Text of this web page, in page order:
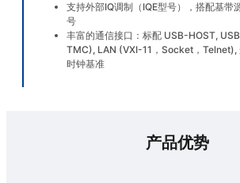
支持外部IQ调制（IQE型号），搭配基带
号
丰富的通信接口：标配 USB-HOST,
TMC), LAN (VXI-11，Socket，Telnet),
时钟基准
产品优势